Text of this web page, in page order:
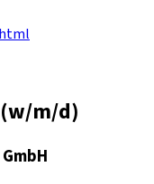
m/d)